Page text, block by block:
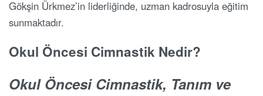
Gökşin Ürkmez’in liderliğinde, uzman kadrosuyla eğitim
sunmaktadır.
Okul Öncesi Cimnastik Nedir?
Okul Öncesi Cimnastik, Tanım ve